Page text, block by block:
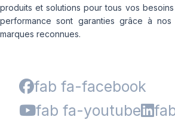
produits et solutions pour tous vos
performance sont garanties grâce à
marques reconnues.
fab fa-facebook
fab fa-youtube